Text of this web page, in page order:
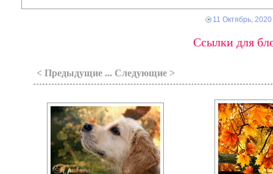
11 Октябрь, 2020
Ссылки для
< Предыдущие ... Следующие >